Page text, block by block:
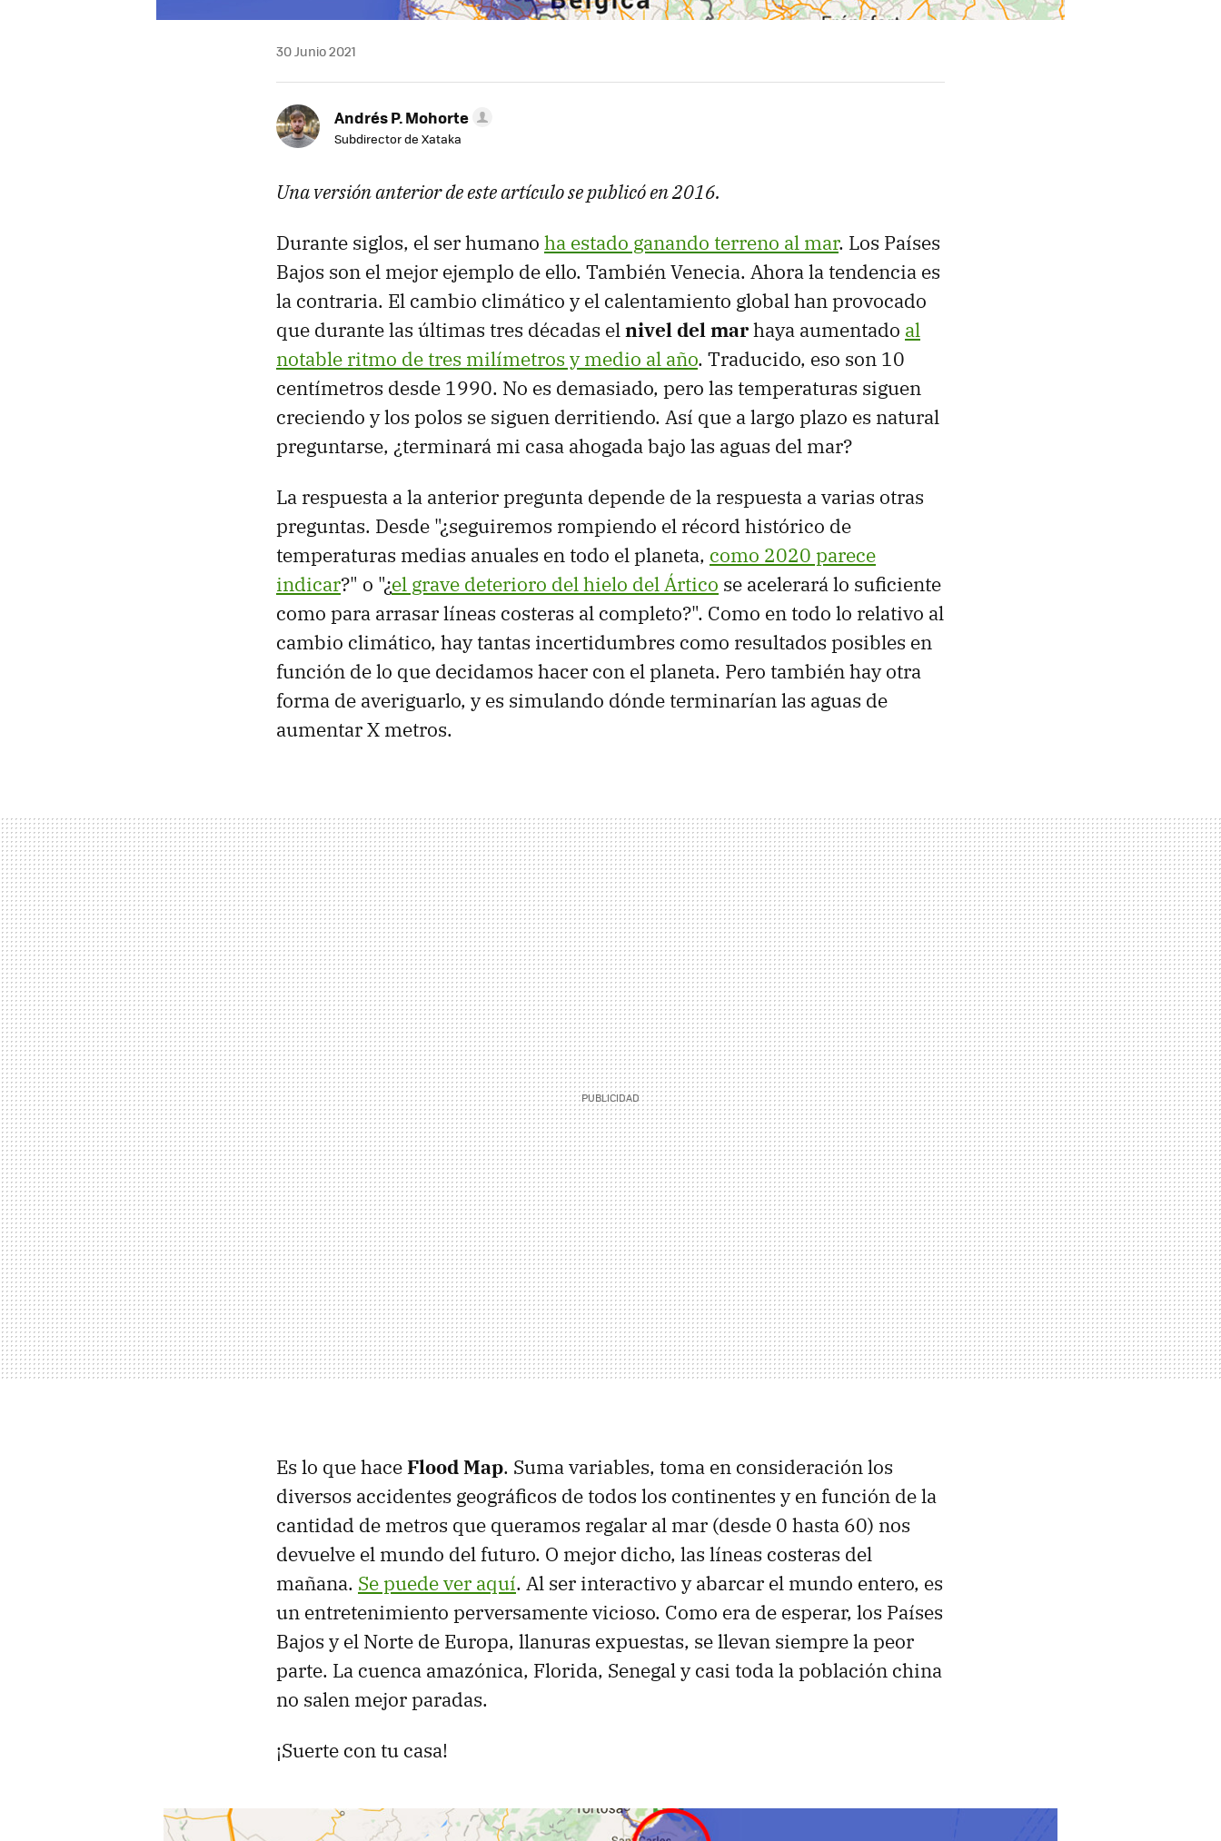
30 Junio 2021
Andrés P. Mohorte
Subdirector de Xataka
Una versión anterior de este artículo se publicó en 2016.
Durante siglos, el ser humano ha estado ganando terreno al mar. Los Países
Bajos son el mejor ejemplo de ello. También Venecia. Ahora la tendencia es
la contraria. El cambio climático y el calentamiento global han provocado
que durante las últimas tres décadas elnivel del marhaya aumentado al
notable ritmo de tres milímetros y medio al año. Traducido, eso son 10
centímetros desde 1990. No es demasiado, pero las temperaturas siguen
creciendo y los polos se siguen derritiendo. Así que a largo plazo es natural
preguntarse, ¿terminará mi casa ahogada bajo las aguas del mar?
La respuesta a la anterior pregunta depende de la respuesta a varias otras
preguntas. Desde "¿seguiremos rompiendo el récord histórico de
temperaturas medias anuales en todo el planeta, como 2020 parece
indicar?" o "¿el grave deterioro del hielo del Ártico se acelerará lo suficiente
como para arrasar líneas costeras al completo?". Como en todo lo relativo al
cambio climático, hay tantas incertidumbres como resultados posibles en
función de lo que decidamos hacer con el planeta. Pero también hay otra
forma de averiguarlo, y es simulando dónde terminarían las aguas de
aumentar X metros.
Es lo que haceFlood Map. Suma variables, toma en consideración los
diversos accidentes geográficos de todos los continentes y en función de la
cantidad de metros que queramos regalar al mar (desde 0 hasta 60) nos
devuelve el mundo del futuro. O mejor dicho, las líneas costeras del
mañana. Se puede ver aquí. Al ser interactivo y abarcar el mundo entero, es
un entretenimiento perversamente vicioso. Como era de esperar, los Países
Bajos y el Norte de Europa, llanuras expuestas, se llevan siempre la peor
parte. La cuenca amazónica, Florida, Senegal y casi toda la población china
no salen mejor paradas.
¡Suerte con tu casa!